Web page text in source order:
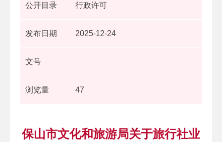
公开目录 行政许可
发布日期 2025-12-24
文号
浏览量 47
保山市文化和旅游局关于旅行社业